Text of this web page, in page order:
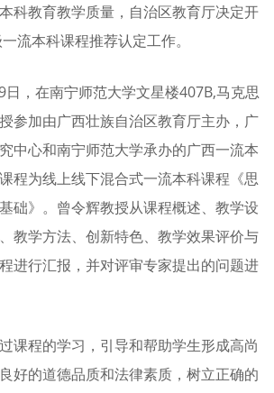
科教育教学质量，自治区教育厅决定开
流本科课程推荐认定工作。
，在南宁师范大学文星楼407B,马克思
参加由广西壮族自治区教育厅主办，广
中心和南宁师范大学承办的广西一流本
程为线上线下混合式一流本科课程《思
础》。曾令辉教授从课程概述、教学设
教学方法、创新特色、教学效果评价与
进行汇报，并对评审专家提出的问题进
程的学习，引导和帮助学生形成高尚
好的道德品质和法律素质，树立正确的